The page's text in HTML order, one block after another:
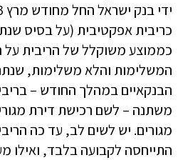
כריבית אפקטיבית (על בסיס
כממוצע משוקלל של הריבית על
המשלימות והלא משלימות,
הבנקאיים במהלך החודש –
משתנה – לשם רכישת דירת
מגורים. יש לשים לב, עד כה
התייחסה לקבועה בלבד, ואילו